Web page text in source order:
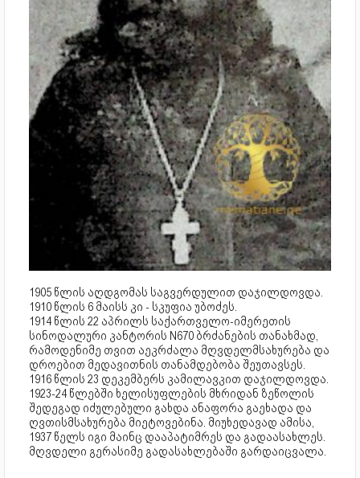
1905 წლის აღდგომას საგვერდულით დაჯილდოვდა.
1910 წლის 6 მაისს კი - სკუფია უბოძეს.
1914 წლის 22 აპრილს საქართველო-იმერეთის
სინოდალური კანტორის N670 ბრძანების თანახმად,
რამოდენიმე თვით აეკრძალა მღვდელმსახურება და
დროებით მედავითნის თანამდებობა შეუთავსეს.
1916 წლის 23 დეკემბერს კამილავკით დაჯილდოვდა.
1923-24 წლებში ხელისუფლების მხრიდან ზეწოლის
შედეგად იძულებული გახდა ანაფორა გაეხადა და
ღვთისმსახურება მიეტოვებინა. მიუხედავად ამისა,
1937 წელს იგი მაინც დააპატიმრეს და გადაასახლეს.
მღვდელი გერასიმე გადასახლებაში გარდაიცვალა.